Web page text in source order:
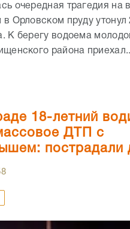
очередная трагедия на
Орловском пруду утонул
К берегу водоема
района
18-летний
ДТП с
пострадали